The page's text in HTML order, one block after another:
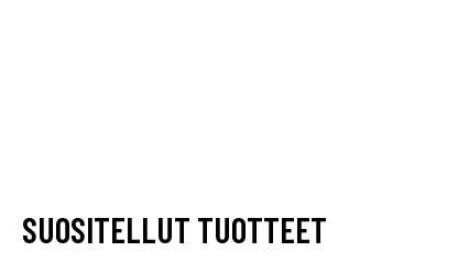
SUOSITELLUT TUOTTEET